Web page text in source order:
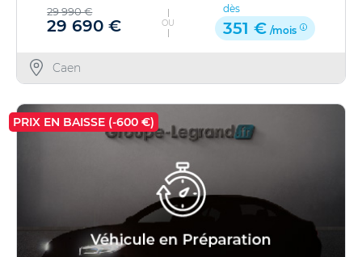
29 990 €
29 690 € OU
dès
351 € /mois
Caen
PRIX EN BAISSE (-600 €)